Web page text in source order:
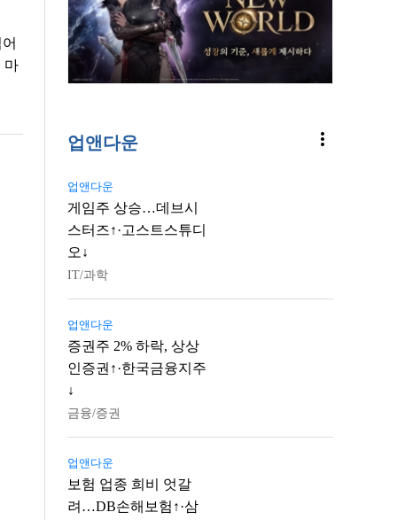
마
업앤다운 more_vert
업앤다운
게임주 상승…데브시
스터즈↑·고스트스튜디
오↓
IT/과학
업앤다운
증권주 2% 하락, 상상
인증권↑·한국금융지주
↓
금융/증권
업앤다운
보험 업종 희비 엇갈
려…DB손해보험↑·삼